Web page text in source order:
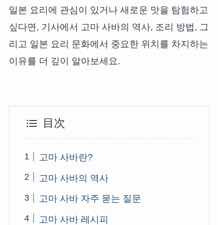
일본 요리에 관심이 있거나 새로운 맛을 탐험하고
싶다면, 기사에서 고마 사바의 역사, 조리 방법, 그
리고 일본 요리 문화에서 중요한 위치를 차지하는
이유를 더 깊이 알아보세요.
目次
고마 사바란?
고마 사바의 역사
고마 사바 자주 묻는 질문
고마 사바 레시피